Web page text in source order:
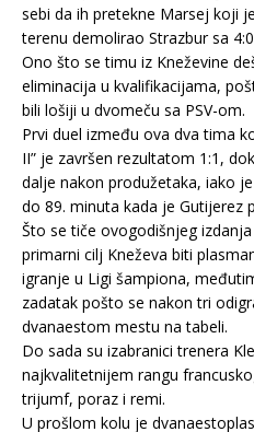
sebi da ih pretekne Marsej koji
terenu demolirao Strazbur sa
Ono što se timu iz Kneževine
eliminacija u kvalifikacijama,
bili lošiji u dvomeču sa PSV-om.
Prvi duel između ova dva tima
II” je završen rezultatom 1:1,
dalje nakon produžetaka, iako
do 89. minuta kada je Gutijerez
Što se tiče ovogodišnjeg
primarni cilj Kneževa biti
igranje u Ligi šampiona,
zadatak pošto se nakon tri
dvanaestom mestu na tabeli.
Do sada su izabranici trenera
najkvalitetnijem rangu
trijumf, poraz i remi.
U prošlom kolu je